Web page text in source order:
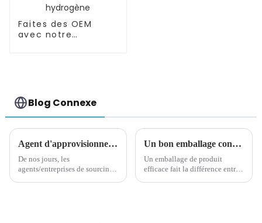
Faites des OEM
avec notre
Blog Connexe
Agent d'approvisionnement 101 : qui sont-ils ? Comment ils travaillent? Comment facturent-ils ?
De nos jours, les
agents/entreprises de sourcing
Un bon emballage contribue à l'image de marque
Un emballage de produit
efficace fait la différence entre